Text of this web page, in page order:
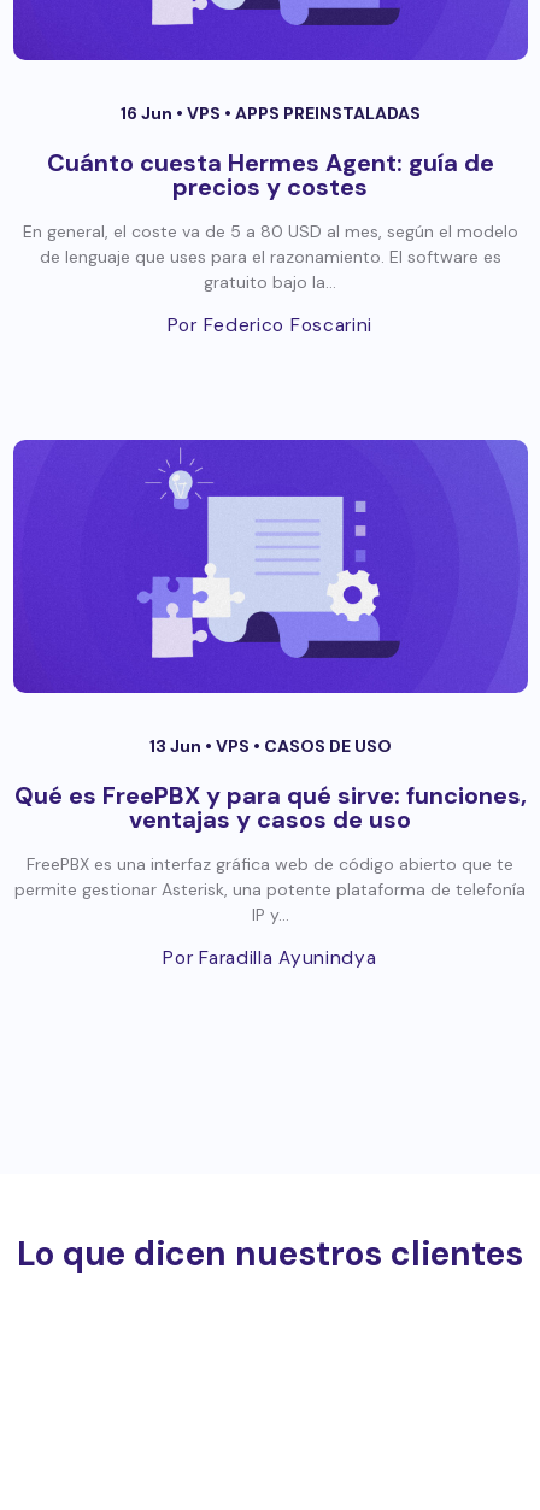
16 Jun • VPS • APPS PREINSTALADAS
Cuánto cuesta Hermes Agent: guía de
precios y costes
En general, el coste va de 5 a 80 USD al mes, según el modelo
de lenguaje que uses para el razonamiento. El software es
gratuito bajo la...
Por Federico Foscarini
13 Jun • VPS • CASOS DE USO
Qué es FreePBX y para qué sirve: funciones,
ventajas y casos de uso
FreePBX es una interfaz gráfica web de código abierto que te
permite gestionar Asterisk, una potente plataforma de telefonía
IP y...
Por Faradilla Ayunindya
Lo que dicen nuestros clientes